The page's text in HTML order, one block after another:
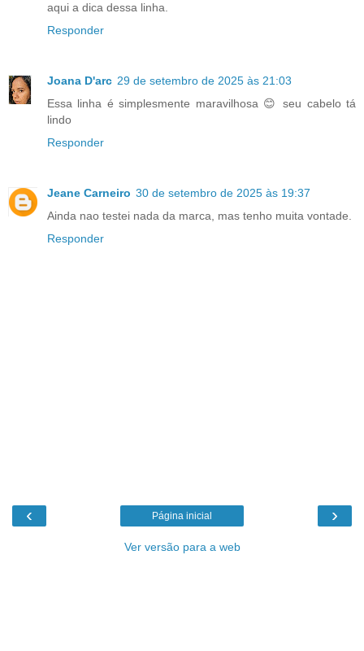
aqui a dica dessa linha.
Responder
Joana D'arc 29 de setembro de 2025 às 21:03
Essa linha é simplesmente maravilhosa 😊 seu cabelo tá
lindo
Responder
Jeane Carneiro 30 de setembro de 2025 às 19:37
Ainda nao testei nada da marca, mas tenho muita vontade.
Responder
‹ ›
Página inicial
Ver versão para a web